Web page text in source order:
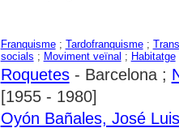
Franquisme; Tardofranquisme;
socials ; Moviment veïnal ; Habitatge
Roquetes- Barcelona ;
[1955 - 1980]
Oyón Bañales, José Luis